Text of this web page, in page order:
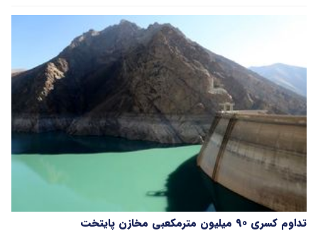
تداوم کسری ۹۰ میلیون مترمکعبی مخازن پایتخت